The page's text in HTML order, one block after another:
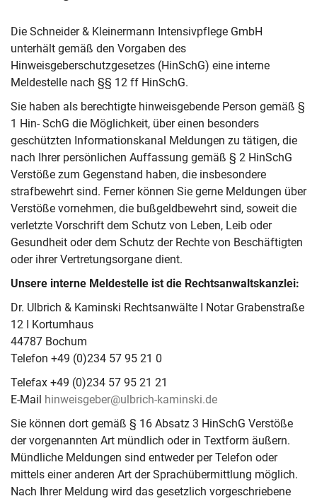
Die Schneider & Kleinermann Intensivpflege GmbH
unterhält gemäß den Vorgaben des
Hinweisgeberschutzgesetzes (HinSchG) eine interne
Meldestelle nach §§ 12 ff HinSchG.
Sie haben als berechtigte hinweisgebende Person gemäß §
1 Hin- SchG die Möglichkeit, über einen besonders
geschützten Informationskanal Meldungen zu tätigen, die
nach Ihrer persönlichen Auffassung gemäß § 2 HinSchG
Verstöße zum Gegenstand haben, die insbesondere
strafbewehrt sind. Ferner können Sie gerne Meldungen über
Verstöße vornehmen, die bußgeldbewehrt sind, soweit die
verletzte Vorschrift dem Schutz von Leben, Leib oder
Gesundheit oder dem Schutz der Rechte von Beschäftigten
oder ihrer Vertretungsorgane dient.
Unsere interne Meldestelle ist die Rechtsanwaltskanzlei:
Dr. Ulbrich & Kaminski Rechtsanwälte I Notar Grabenstraße
12 I Kortumhaus
44787 Bochum
Telefon +49 (0)234 57 95 21 0
Telefax +49 (0)234 57 95 21 21
E-Mail hinweisgeber@ulbrich-kaminski.de
Sie können dort gemäß § 16 Absatz 3 HinSchG Verstöße
der vorgenannten Art mündlich oder in Textform äußern.
Mündliche Meldungen sind entweder per Telefon oder
mittels einer anderen Art der Sprachübermittlung möglich.
Nach Ihrer Meldung wird das gesetzlich vorgeschriebene